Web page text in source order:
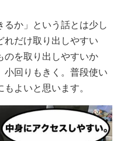
か」という話とは少し
れだけ取り出しやすい
のを取り出しやすいか
小回りもきく。普段使い
よいと思います。